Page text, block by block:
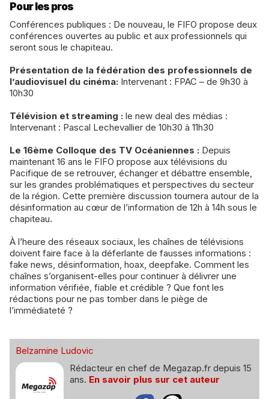
Pour les pros
Conférences publiques : De nouveau, le FIFO propose deux
conférences ouvertes au public et aux professionnels qui
seront sous le chapiteau.
Présentation de la fédération des professionnels de
l’audiovisuel du cinéma: Intervenant : FPAC – de 9h30 à
10h30
Télévision et streaming : le new deal des médias :
Intervenant : Pascal Lechevallier de 10h30 à 11h30
Le 16ème Colloque des TV Océaniennes : Depuis
maintenant 16 ans le FIFO propose aux télévisions du
Pacifique de se retrouver, échanger et débattre ensemble,
sur les grandes problématiques et perspectives du secteur
de la région. Cette première discussion tournera autour de la
désinformation au cœur de l’information de 12h à 14h sous le
chapiteau.
À l’heure des réseaux sociaux, les chaînes de télévisions
doivent faire face à la déferlante de fausses informations :
fake news, désinformation, hoax, deepfake. Comment les
chaînes s’organisent-elles pour continuer à délivrer une
information vérifiée, fiable et crédible ? Que font les
rédactions pour ne pas tomber dans le piège de
l’immédiateté ?
Belzamine Ludovic
Rédacteur en chef de Megazap.fr depuis 15
ans. En savoir plus sur cet auteur